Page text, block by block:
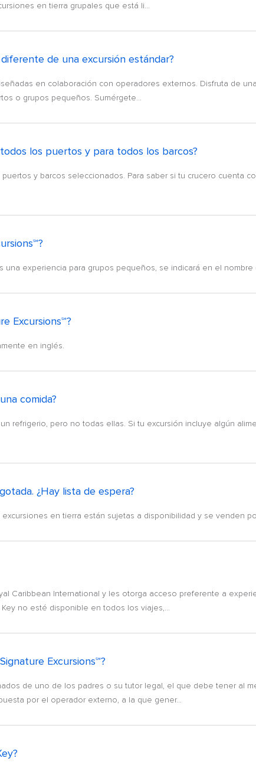
en tierra grupales que está li...
de una excursión estándar?
en colaboración con operadores externos. Disfruta de
o grupos pequeños. Sumérgete...
los puertos y para todos los barcos?
y barcos seleccionados. Para saber si tu crucero cuenta
una experiencia para grupos pequeños, se indicará en el nombre
Excursions℠?
en inglés.
comida?
refrigerio, pero no todas ellas. Si tu excursión incluye algún
¿Hay lista de espera?
en tierra están sujetas a disponibilidad y se venden
Caribbean International y les otorga acceso preferente a
no esté disponible en todos los viajes,...
Excursions℠?
de uno de los padres o su tutor legal, el que debe tener al
por el operador externo, a la que gener...